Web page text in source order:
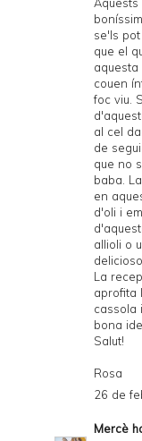
se'ls
que el
couen
foc viu.
al cel
de
que no
baba.
en
d'oli i
allioli o
La
aprofita
cassola
bona
Salut!
Rosa
26 de
Mercè